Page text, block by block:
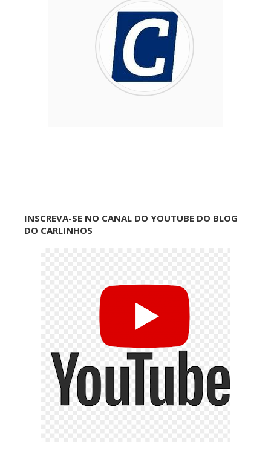
INSCREVA-SE NO CANAL DO YOUTUBE DO BLOG
DO CARLINHOS